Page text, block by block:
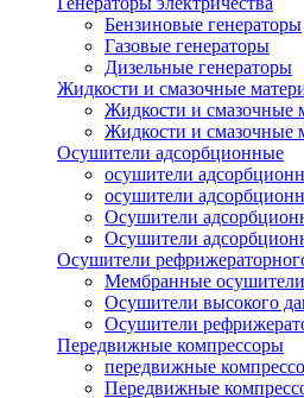
Бензиновые генераторы
Газовые генераторы
Дизельные генераторы
Жидкости и смазочные
Жидкости и смазочные
Жидкости и смазочные
Осушители адсорбционные
осушители
осушители
Осушители
Осушители
Осушители
Мембранные осушители
Осушители высокого
Осушители
Передвижные компрессоры
передвижные
Передвижные